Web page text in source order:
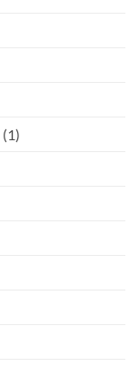
(1)